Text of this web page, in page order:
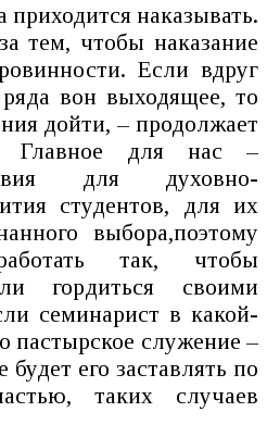
приходится наказывать.
тем, чтобы наказание
Если вдруг
вон выходящее, то
дойти, – продолжает
Главное для нас –
для духовно-
студентов, для их
выбора,поэтому
так, чтобы
гордиться своими
семинарист в какой-
пастырское служение –
его заставлять по
таких случаев